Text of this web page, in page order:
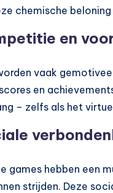
chemische
en
vaak
en
– zelfs als het
games hebben een
strijden. Deze